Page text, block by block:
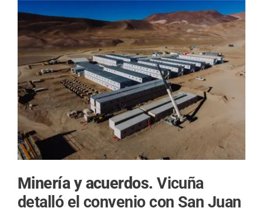
Minería y acuerdos.Vicuña
detalló el convenio con San Juan